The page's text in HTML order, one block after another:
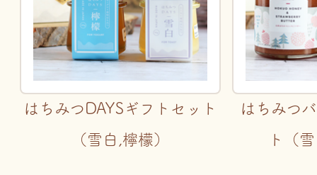
はちみつDAYSギフトセット
（雪白,檸檬）
はちみつ
ト（